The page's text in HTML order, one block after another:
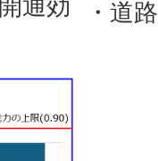
通効
・道